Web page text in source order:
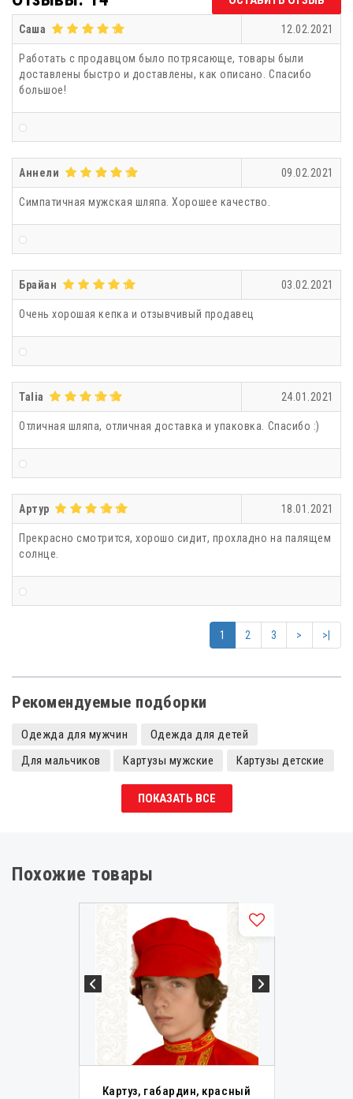
Саша 12.02.2021
Работать с продавцом было потрясающе, товары были
доставлены быстро и доставлены, как описано. Спасибо
большое!
Аннели 09.02.2021
Симпатичная мужская шляпа. Хорошее качество.
Брайан 03.02.2021
Очень хорошая кепка и отзывчивый продавец
Talia 24.01.2021
Отличная шляпа, отличная доставка и упаковка. Спасибо :)
Артур 18.01.2021
Прекрасно смотрится, хорошо сидит, прохладно на палящем
солнце.
1 2 3 > >|
Рекомендуемые подборки
Одежда для мужчин
Одежда для детей
Для мальчиков
Картузы мужские
Картузы детские
Картузы женские
Русские народные головные уборы
ПОКАЗАТЬ ВСЕ
Похожие товары
Картуз, габардин, красный